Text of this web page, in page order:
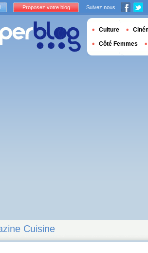
Cuisine
Proposez votre blog Suivez nous
Culture
Côté Femmes